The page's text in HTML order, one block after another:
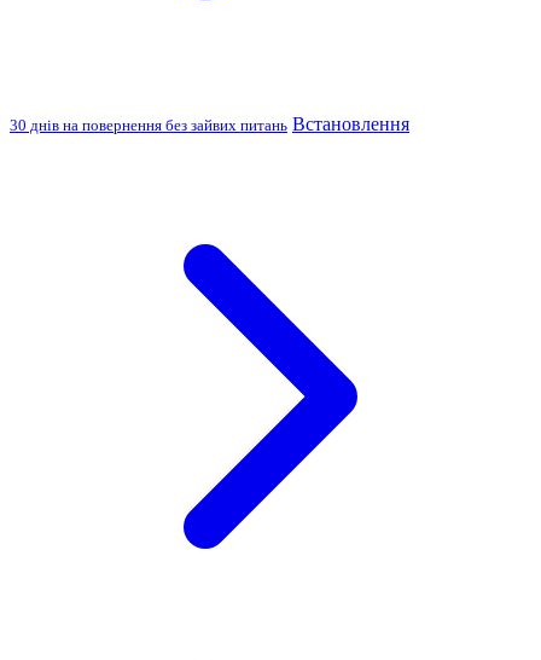
30 днів на повернення без зайвих питань Встановлення